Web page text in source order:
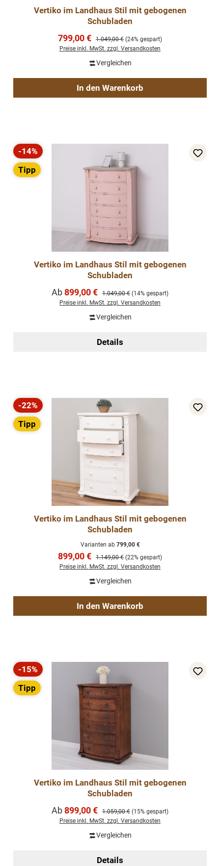
Vertiko im Landhaus Stil mit gebogenen
Schubladen
Verkaufspreis:
799,00 € Regulärer Preis:
1.049,00 € (24% gespart)
Preise inkl. MwSt. zzgl. Versandkosten
Vergleichen
In den Warenkorb
Rabatt
-14%
Tipp
Vertiko im Landhaus Stil mit gebogenen
Schubladen
Verkaufspreis:
Ab899,00 € Regulärer Preis:
1.049,00 € (14% gespart)
Preise inkl. MwSt. zzgl. Versandkosten
Vergleichen
Details
Rabatt
-22%
Tipp
Vertiko im Landhaus Stil mit gebogenen
Schubladen
Varianten ab799,00 €
Verkaufspreis:
899,00 € Regulärer Preis:
1.149,00 € (22% gespart)
Preise inkl. MwSt. zzgl. Versandkosten
Vergleichen
In den Warenkorb
Rabatt
-15%
Tipp
Vertiko im Landhaus Stil mit gebogenen
Schubladen
Verkaufspreis:
Ab899,00 € Regulärer Preis:
1.059,00 € (15% gespart)
Preise inkl. MwSt. zzgl. Versandkosten
Vergleichen
Details